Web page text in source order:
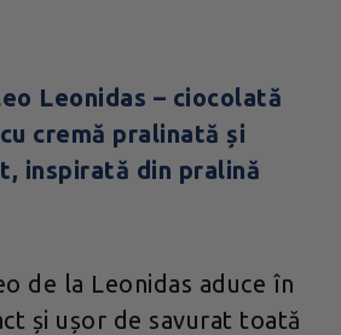
Leonidas – ciocolată
cremă pralinată și
inspirată din pralină
de la Leonidas aduce în
și ușor de savurat toată